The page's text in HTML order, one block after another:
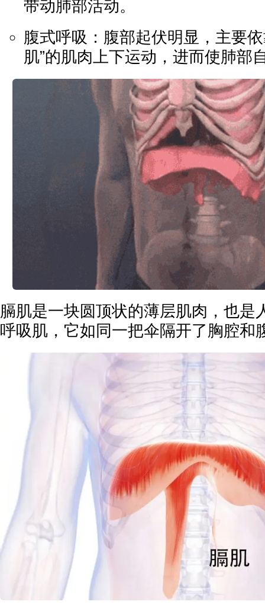
带动肺部活动。
腹式呼吸：腹部起伏明显，主要
肌”的肌肉上下运动，进而使肺部
膈肌是一块圆顶状的薄层肌肉，也是
呼吸肌，它如同一把伞隔开了胸腔和